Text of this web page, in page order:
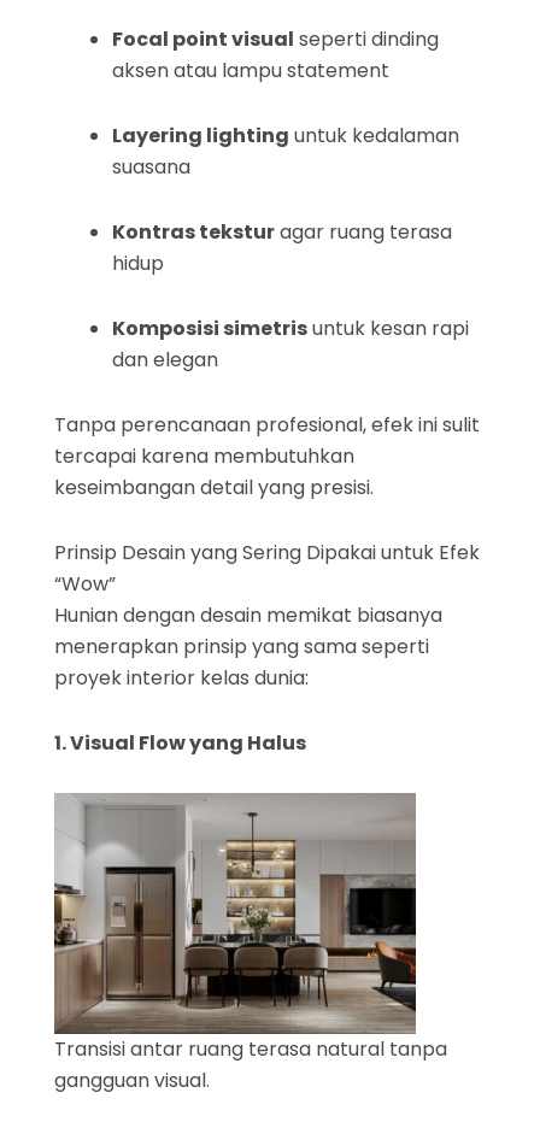
Focal point visual seperti dinding
aksen atau lampu statement
Layering lighting untuk kedalaman
suasana
Kontras teksturagar ruang terasa
hidup
Komposisi simetrisuntuk kesan rapi
dan elegan
Tanpa perencanaan profesional, efek ini sulit
tercapai karena membutuhkan
keseimbangan detail yang presisi.
Prinsip Desain yang Sering Dipakai untuk Efek
“Wow”
Hunian dengan desain memikat biasanya
menerapkan prinsip yang sama seperti
proyek interior kelas dunia:
1. Visual Flow yang Halus
Transisi antar ruang terasa natural tanpa
gangguan visual.